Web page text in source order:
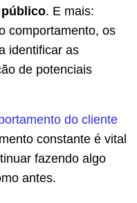
. E mais:
comportamento, os
identificar as
de potenciais
do cliente
constante é vital
fazendo algo
antes.